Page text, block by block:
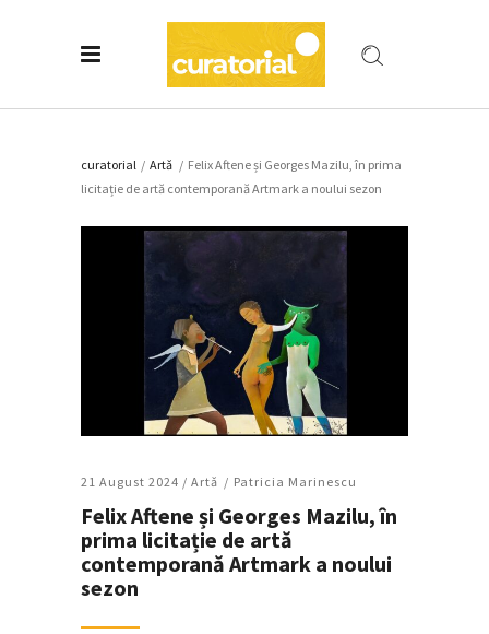
curatorial / Artǎ / Felix Aftene și Georges Mazilu, în prima
licitație de artă contemporană Artmark a noului sezon
21 August 2024 / Artǎ Patricia Marinescu
Felix Aftene și Georges Mazilu, în
prima licitație de artă
contemporană Artmark a noului
sezon